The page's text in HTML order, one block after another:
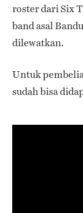
roster dari Six
band asal
dilewatkan.
Untuk
sudah bisa